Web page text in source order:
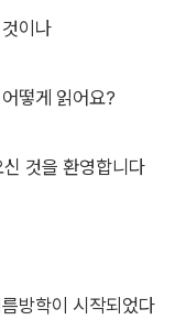
이나
떻게 읽어요?
것을 환영합니다
방학이 시작되었다